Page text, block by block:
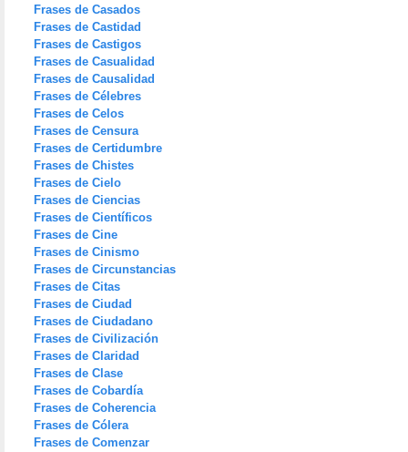
Frases de Casados
Frases de Castidad
Frases de Castigos
Frases de Casualidad
Frases de Causalidad
Frases de Célebres
Frases de Celos
Frases de Censura
Frases de Certidumbre
Frases de Chistes
Frases de Cielo
Frases de Ciencias
Frases de Científicos
Frases de Cine
Frases de Cinismo
Frases de Circunstancias
Frases de Citas
Frases de Ciudad
Frases de Ciudadano
Frases de Civilización
Frases de Claridad
Frases de Clase
Frases de Cobardía
Frases de Coherencia
Frases de Cólera
Frases de Comenzar